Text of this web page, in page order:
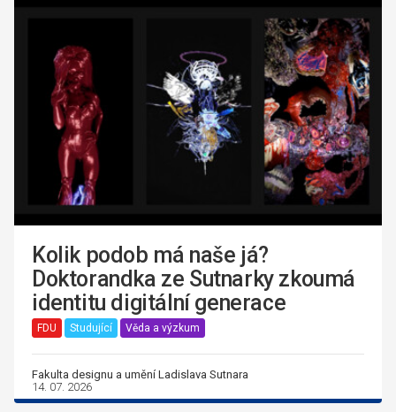
Kolik podob má naše já?
Doktorandka ze Sutnarky zkoumá
identitu digitální generace
FDU Studující Věda a výzkum
Fakulta designu a umění Ladislava Sutnara
14. 07. 2026